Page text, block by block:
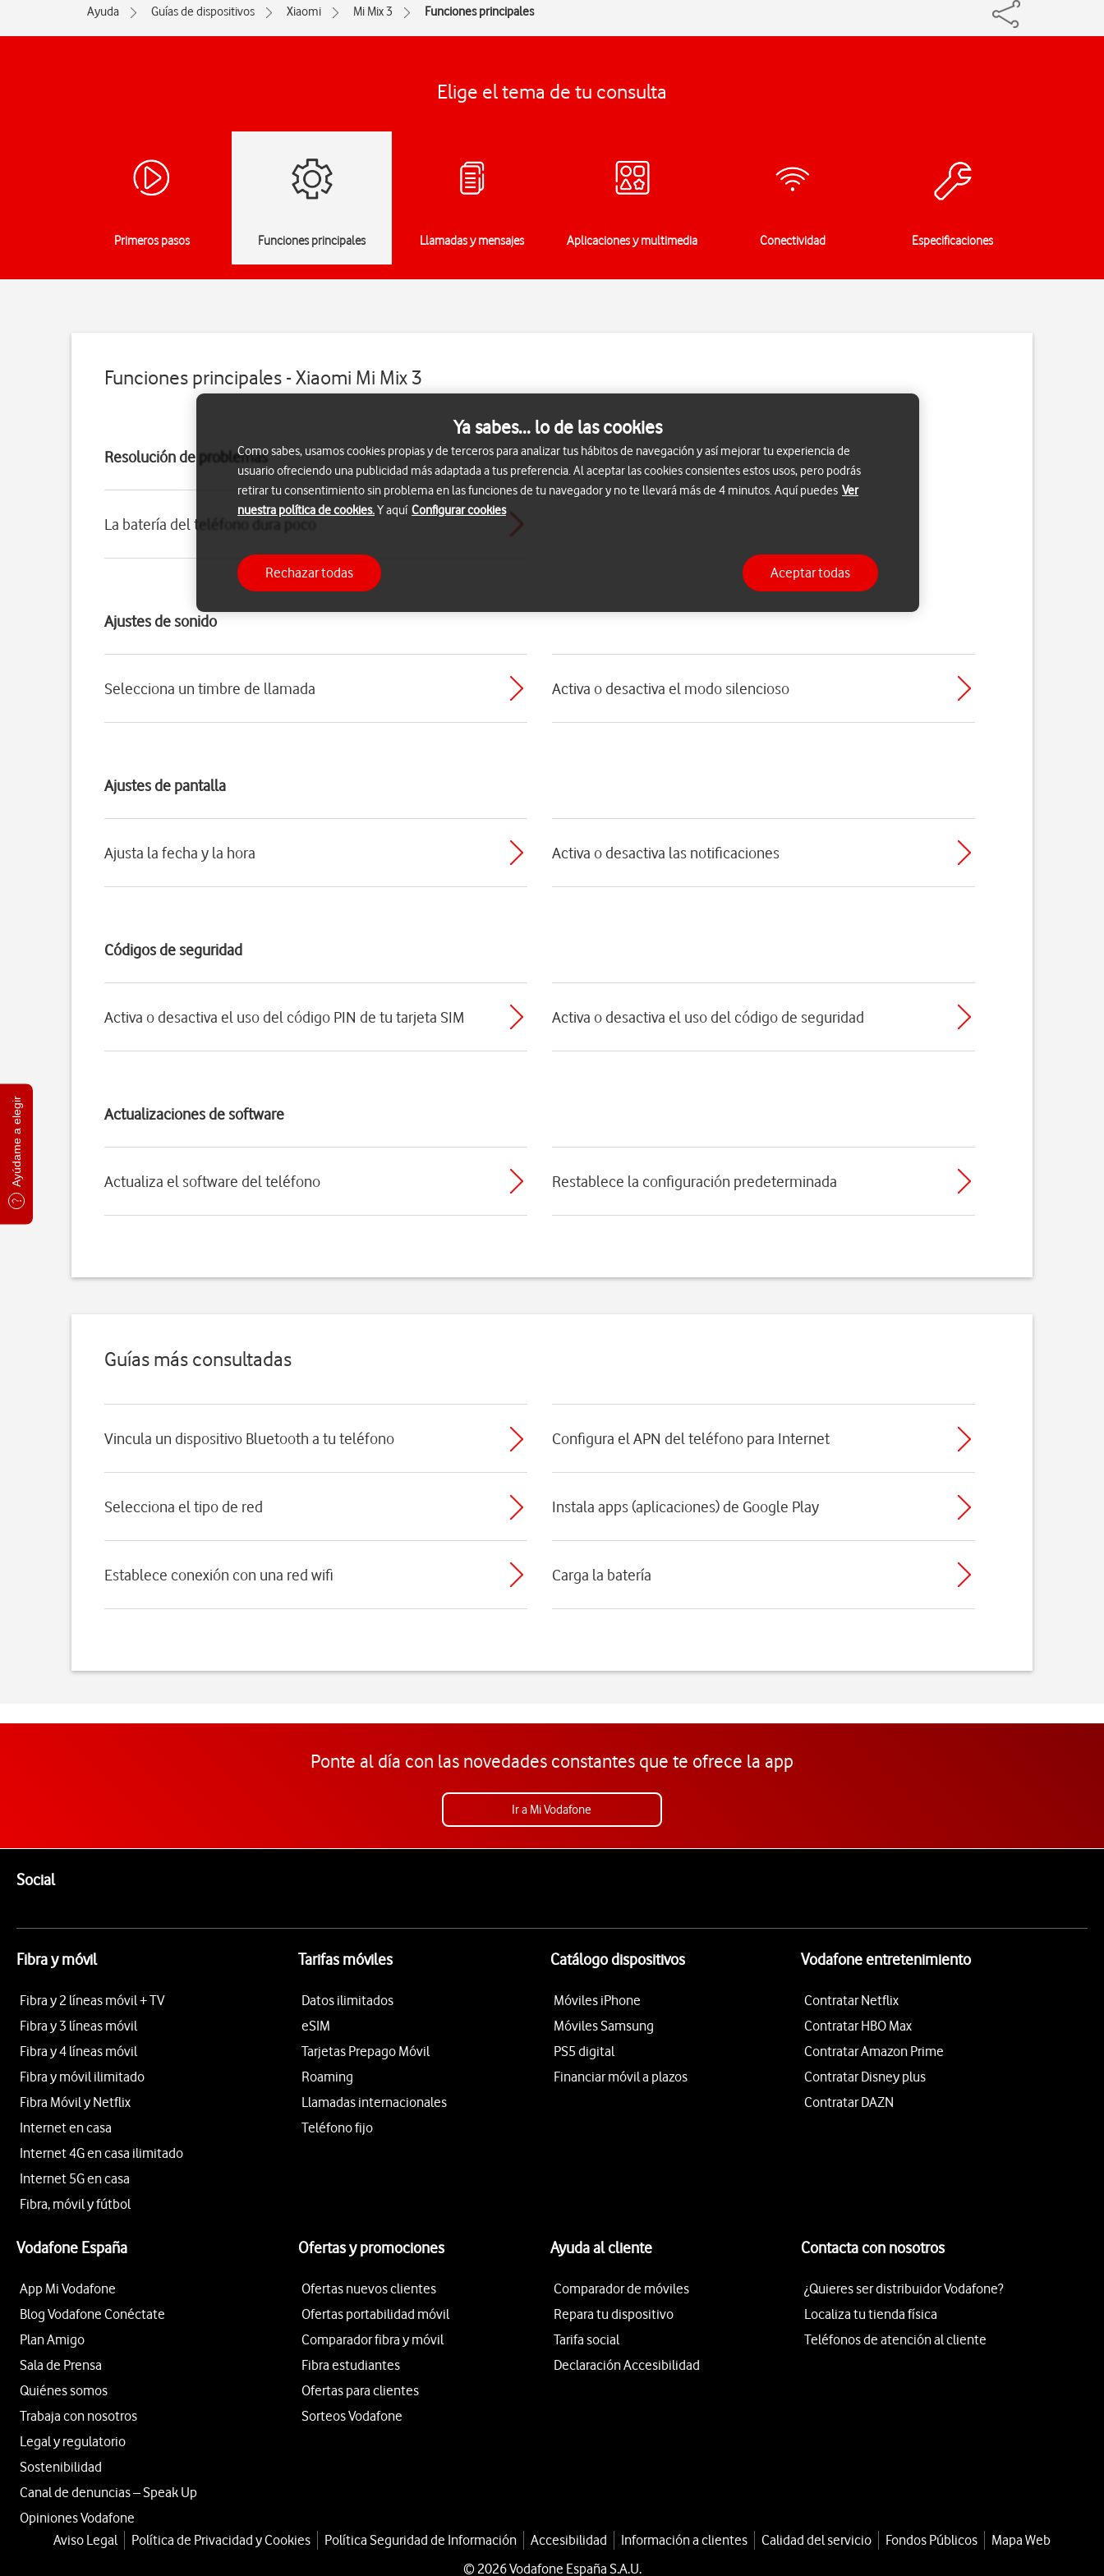
Ayúdame a elegir
Ayuda Guías de dispositivos Xiaomi Mi Mix 3 Funciones principales
Elige el tema de tu consulta
Primeros pasos Funciones principales Llamadas y mensajes Aplicaciones y multimedia Conectividad Especificaciones
Funciones principales - Xiaomi Mi Mix 3
Resolución de problemas
La batería del teléfono dura poco
Ajustes de sonido
Selecciona un timbre de llamada Activa o desactiva el modo silencioso
Ajustes de pantalla
Ajusta la fecha y la hora Activa o desactiva las notificaciones
Códigos de seguridad
Activa o desactiva el uso del código PIN de tu tarjeta SIM Activa o desactiva el uso del código de seguridad
Actualizaciones de software
Actualiza el software del teléfono Restablece la configuración predeterminada
Guías más consultadas
Vincula un dispositivo Bluetooth a tu teléfono Configura el APN del teléfono para Internet
Selecciona el tipo de red Instala apps (aplicaciones) de Google Play
Establece conexión con una red wifi Carga la batería
Ponte al día con las novedades constantes que te ofrece la app
Ir a Mi Vodafone
SocialEnlaces a las redes sociales de Vodafone
Fibra y móvil
Fibra y 2 líneas móvil + TV
Fibra y 3 líneas móvil
Fibra y 4 líneas móvil
Fibra y móvil ilimitado
Fibra Móvil y Netflix
Internet en casa
Internet 4G en casa ilimitado
Internet 5G en casa
Fibra, móvil y fútbol
Tarifas móviles
Datos ilimitados
eSIM
Tarjetas Prepago Móvil
Roaming
Llamadas internacionales
Teléfono fijo
Catálogo dispositivos
Móviles iPhone
Móviles Samsung
PS5 digital
Financiar móvil a plazos
Vodafone entretenimiento
Contratar Netflix
Contratar HBO Max
Contratar Amazon Prime
Contratar Disney plus
Contratar DAZN
Vodafone España
App Mi Vodafone
Blog Vodafone Conéctate
Plan Amigo
Sala de Prensa
Quiénes somos
Trabaja con nosotros
Legal y regulatorio
Sostenibilidad
Canal de denuncias – Speak Up
Opiniones Vodafone
Ofertas y promociones
Ofertas nuevos clientes
Ofertas portabilidad móvil
Comparador fibra y móvil
Fibra estudiantes
Ofertas para clientes
Sorteos Vodafone
Ayuda al cliente
Comparador de móviles
Repara tu dispositivo
Tarifa social
Declaración Accesibilidad
Contacta con nosotros
¿Quieres ser distribuidor Vodafone?
Localiza tu tienda física
Teléfonos de atención al cliente
Aviso Legal Política de Privacidad y Cookies Política Seguridad de Información Accesibilidad Información a clientes Calidad del servicio Fondos Públicos
Mapa Web
© 2026 Vodafone España S.A.U.
Ya sabes... lo de las cookies
Como sabes, usamos cookies propias y de terceros para analizar tus hábitos de navegación y así mejorar tu experiencia de
usuario ofreciendo una publicidad más adaptada a tus preferencia. Al aceptar las cookies consientes estos usos, pero podrás
retirar tu consentimiento sin problema en las funciones de tu navegador y no te llevará más de 4 minutos. Aquí puedes Ver
nuestra política de cookies.Y aquí Configurar cookies
Rechazar todas Aceptar todas